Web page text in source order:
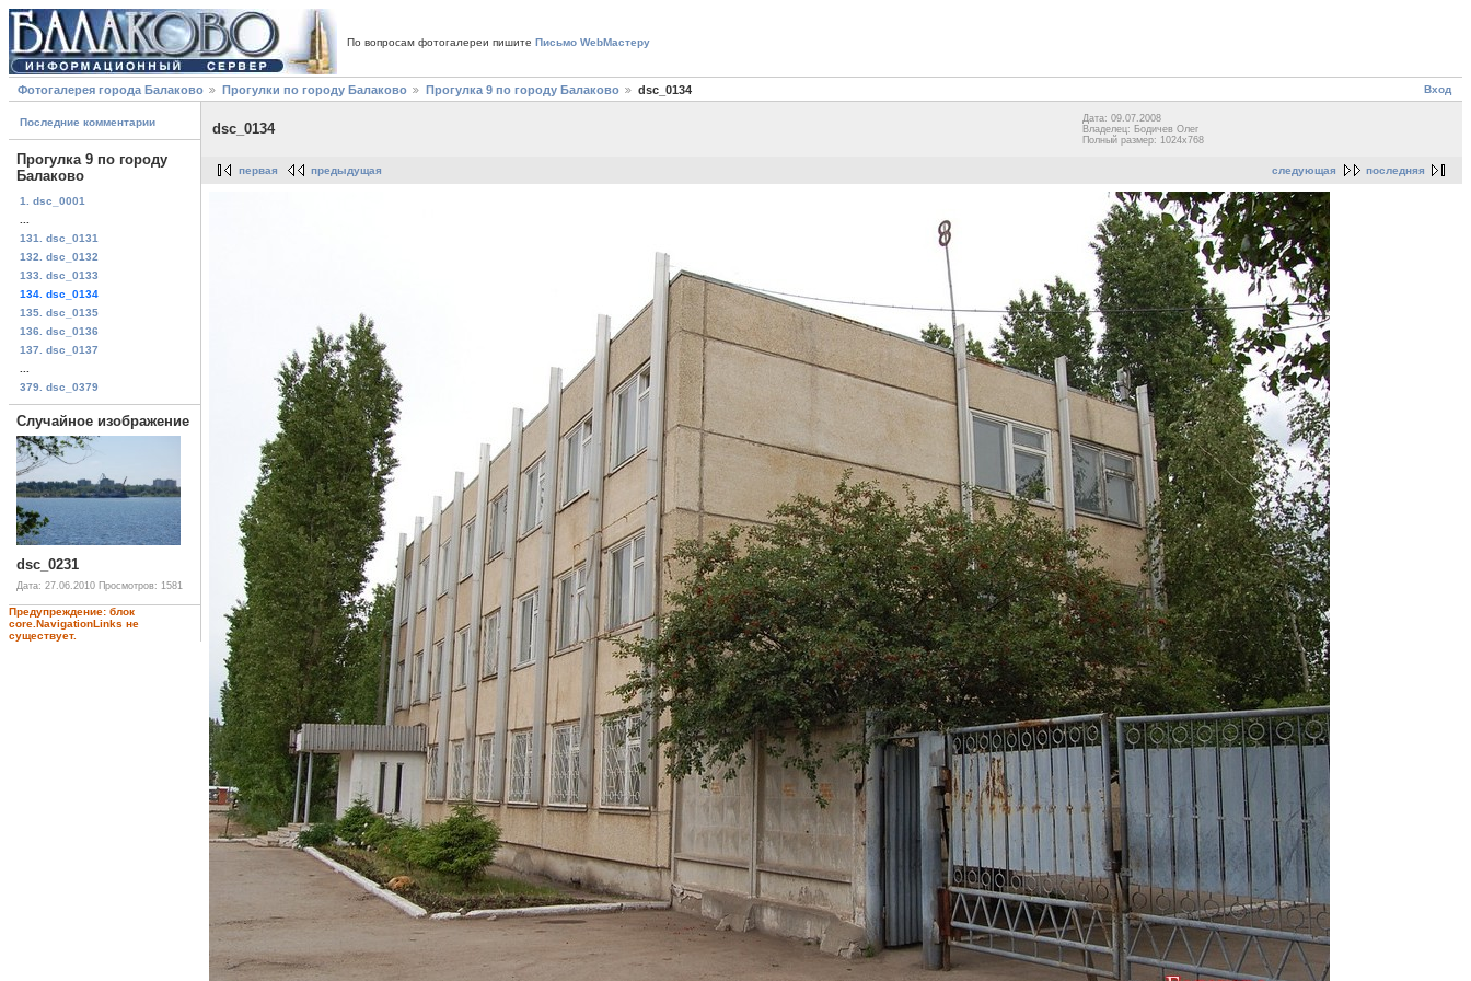
По вопросам фотогалереи пишите Письмо WebМастеру
Вход
Фотогалерея города Балаково Прогулки по городу Балаково Прогулка 9 по городу Балаково dsc_0134
Последние комментарии
Прогулка 9 по городу
Балаково
1. dsc_0001
131. dsc_0131
132. dsc_0132
133. dsc_0133
134. dsc_0134
135. dsc_0135
136. dsc_0136
137. dsc_0137
379. dsc_0379
Случайное изображение
dsc_0231
Дата: 27.06.2010 Просмотров: 1581
Предупреждение: блок
core.NavigationLinks не
существует.
dsc_0134
Дата: 09.07.2008
Владелец: Бодичев Олег
Полный размер: 1024x768
следующая последняя
первая предыдущая